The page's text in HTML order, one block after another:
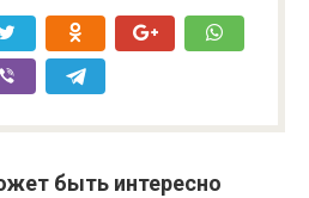
быть интересно